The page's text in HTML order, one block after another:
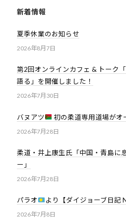
新着情報
夏季休業のお知らせ
2026年8月7日
第2回オンラインカフェ & トーク
語る」を開催しました！
2026年7月30日
バヌアツ 初の柔道専用道場がオ
2026年7月28日
柔道・井上康生氏「中国・青島に
ー」
2026年7月28日
パラオ より【ダイジョーブ日記
2026年7月8日